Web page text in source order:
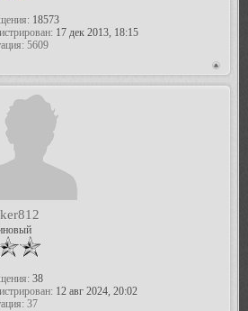
18573
17 дек 2013, 18:15
5609
38
12 авг 2024, 20:02
37